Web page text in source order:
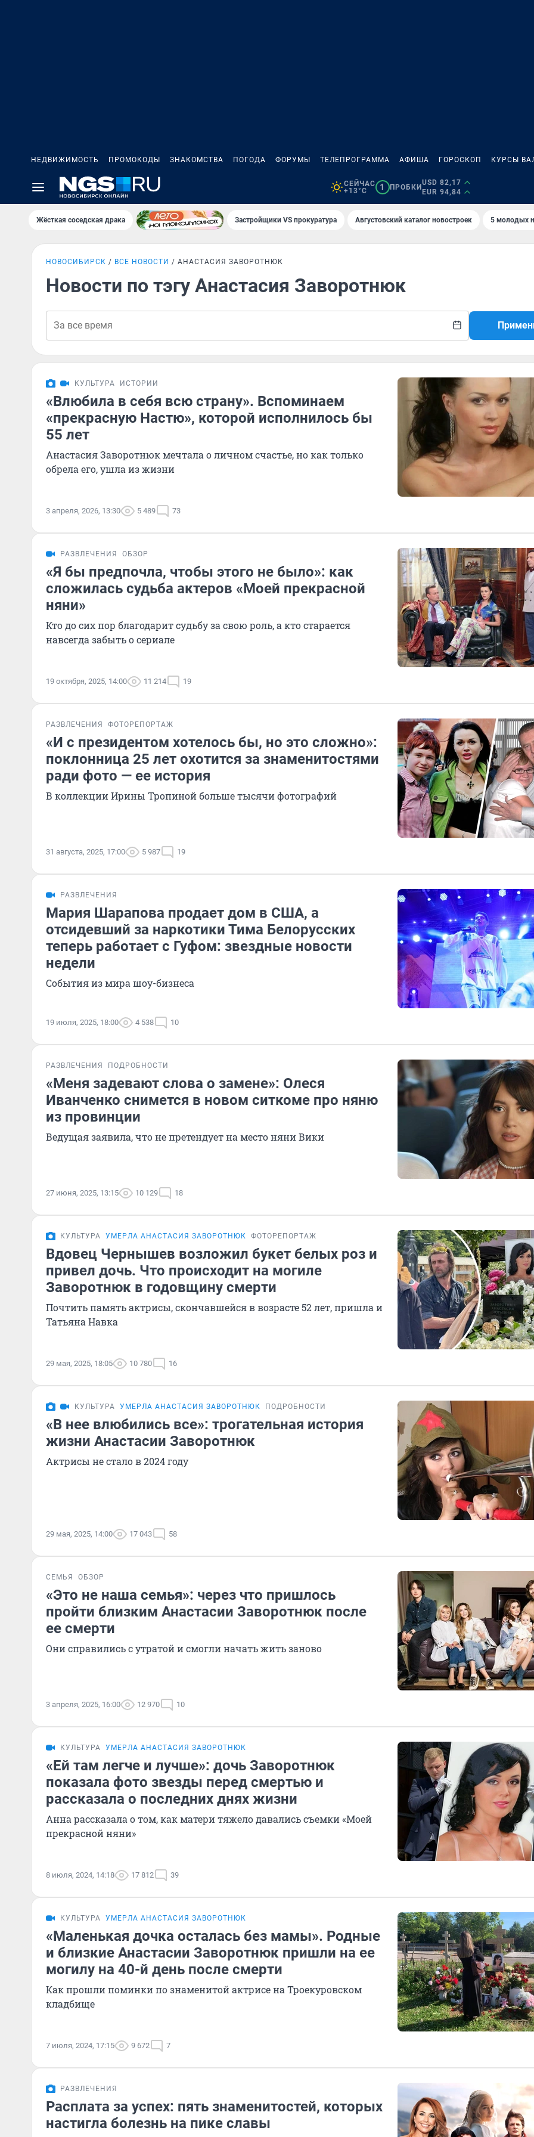
НЕДВИЖИМОСТЬ ПРОМОКОДЫ ЗНАКОМСТВА ПОГОДА ФОРУМЫ ТЕЛЕПРОГРАММА АФИША ГОРОСКОП КУРСЫ
СЕЙЧАС
+13°C
1 ПРОБКИ
USD 82,17
EUR 94,84
Жёсткая соседская драка Застройщики VS прокуратура Августовский каталог новостроек 5 молодых
НОВОСИБИРСК ВСЕ НОВОСТИ АНАСТАСИЯ ЗАВОРОТНЮК
Новости по тэгу Анастасия Заворотнюк
КУЛЬТУРА ИСТОРИИ
«Влюбила в себя всю страну». Вспоминаем
«прекрасную Настю», которой исполнилось бы
55 лет
Анастасия Заворотнюк мечтала о личном счастье, но как только
обрела его, ушла из жизни
3 апреля, 2026, 13:30 5 489 73
РАЗВЛЕЧЕНИЯ ОБЗОР
«Я бы предпочла, чтобы этого не было»: как
сложилась судьба актеров «Моей прекрасной
няни»
Кто до сих пор благодарит судьбу за свою роль, а кто старается
навсегда забыть о сериале
19 октября, 2025, 14:00 11 214 19
РАЗВЛЕЧЕНИЯ ФОТОРЕПОРТАЖ
«И с президентом хотелось бы, но это сложно»:
поклонница 25 лет охотится за знаменитостями
ради фото — ее история
В коллекции Ирины Тропиной больше тысячи фотографий
31 августа, 2025, 17:00 5 987 19
РАЗВЛЕЧЕНИЯ
Мария Шарапова продает дом в США, а
отсидевший за наркотики Тима Белорусских
теперь работает с Гуфом: звездные новости
недели
События из мира шоу-бизнеса
19 июля, 2025, 18:00 4 538 10
РАЗВЛЕЧЕНИЯ ПОДРОБНОСТИ
«Меня задевают слова о замене»: Олеся
Иванченко снимется в новом ситкоме про няню
из провинции
Ведущая заявила, что не претендует на место няни Вики
27 июня, 2025, 13:15 10 129 18
КУЛЬТУРА УМЕРЛА АНАСТАСИЯ ЗАВОРОТНЮК ФОТОРЕПОРТАЖ
Вдовец Чернышев возложил букет белых роз и
привел дочь. Что происходит на могиле
Заворотнюк в годовщину смерти
Почтить память актрисы, скончавшейся в возрасте 52 лет, пришла и
Татьяна Навка
29 мая, 2025, 18:05 10 780 16
КУЛЬТУРА УМЕРЛА АНАСТАСИЯ ЗАВОРОТНЮК ПОДРОБНОСТИ
«В нее влюбились все»: трогательная история
жизни Анастасии Заворотнюк
Актрисы не стало в 2024 году
29 мая, 2025, 14:00 17 043 58
СЕМЬЯ ОБЗОР
«Это не наша семья»: через что пришлось
пройти близким Анастасии Заворотнюк после
ее смерти
Они справились с утратой и смогли начать жить заново
3 апреля, 2025, 16:00 12 970 10
КУЛЬТУРА УМЕРЛА АНАСТАСИЯ ЗАВОРОТНЮК
«Ей там легче и лучше»: дочь Заворотнюк
показала фото звезды перед смертью и
рассказала о последних днях жизни
Анна рассказала о том, как матери тяжело давались съемки «Моей
прекрасной няни»
8 июля, 2024, 14:18 17 812 39
КУЛЬТУРА УМЕРЛА АНАСТАСИЯ ЗАВОРОТНЮК
«Маленькая дочка осталась без мамы». Родные
и близкие Анастасии Заворотнюк пришли на ее
могилу на 40-й день после смерти
Как прошли поминки по знаменитой актрисе на Троекуровском
кладбище
7 июля, 2024, 17:15 9 672 7
РАЗВЛЕЧЕНИЯ
Расплата за успех: пять знаменитостей, которых
настигла болезнь на пике славы